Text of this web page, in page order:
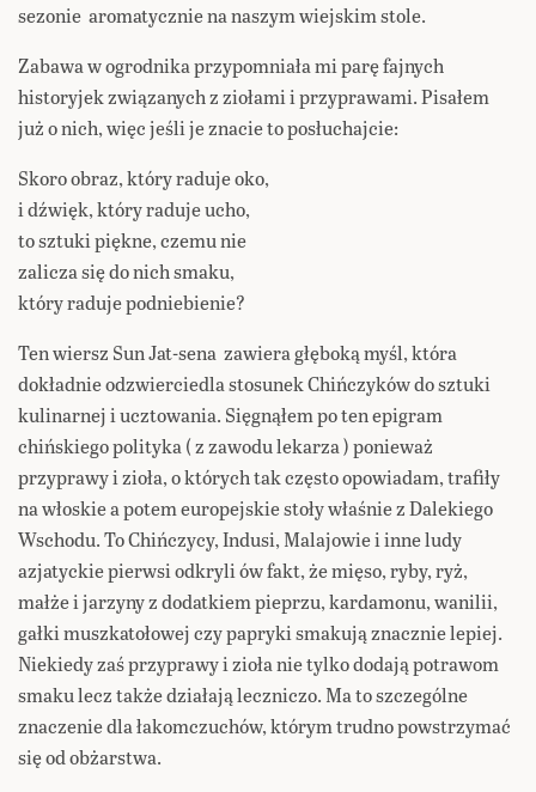
sezonie aromatycznie na naszym wiejskim stole.
Zabawa w ogrodnika przypomniała mi parę fajnych
historyjek związanych z ziołami i przyprawami. Pisałem
już o nich, więc jeśli je znacie to posłuchajcie:
Skoro obraz, który raduje oko,
i dźwięk, który raduje ucho,
to sztuki piękne, czemu nie
zalicza się do nich smaku,
który raduje podniebienie?
Ten wiersz Sun Jat-sena zawiera głęboką myśl, która
dokładnie odzwierciedla stosunek Chińczyków do sztuki
kulinarnej i ucztowania. Sięgnąłem po ten epigram
chińskiego polityka ( z zawodu lekarza ) ponieważ
przyprawy i zioła, o których tak często opowiadam, trafiły
na włoskie a potem europejskie stoły właśnie z Dalekiego
Wschodu. To Chińczycy, Indusi, Malajowie i inne ludy
azjatyckie pierwsi odkryli ów fakt, że mięso, ryby, ryż,
małże i jarzyny z dodatkiem pieprzu, kardamonu, wanilii,
gałki muszkatołowej czy papryki smakują znacznie lepiej.
Niekiedy zaś przyprawy i zioła nie tylko dodają potrawom
smaku lecz także działają leczniczo. Ma to szczególne
znaczenie dla łakomczuchów, którym trudno powstrzymać
się od obżarstwa.